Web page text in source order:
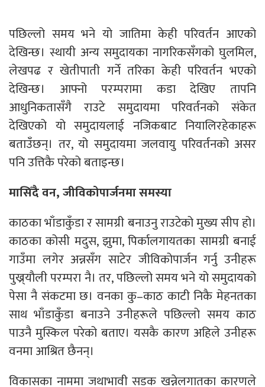
पछिल्लो समय भने यो जातिमा केही परिवर्तन आएको
देखिन्छ। स्थायी अन्य समुदायका नागरिकसँगको घुलमिल,
लेखपढ र खेतीपाती गर्ने तरिका केही परिवर्तन भएको
देखिन्छ। आफ्नो परम्परामा कडा देखिए तापनि
आधुनिकतासँगै राउटे समुदायमा परिवर्तनको संकेत
देखिएको यो समुदायलाई नजिकबाट नियालिरहेकाहरू
बताउँछन्। तर, यो समुदायमा जलवायु परिवर्तनको असर
पनि उत्तिकै परेको बताइन्छ।
मासिँदै वन, जीविकोपार्जनमा समस्या
काठका भाँडाकुँडा र सामग्री बनाउनु राउटेको मुख्य सीप हो।
काठका कोसी मदुस, झुमा, पिर्कालगायतका सामग्री बनाई
गाउँमा लगेर अन्नसँग साटेर जीविकोपार्जन गर्नु उनीहरू
पुख्र्याैली परम्परा नै। तर, पछिल्लो समय भने यो समुदायको
पेसा नै संकटमा छ। वनका कु–काठ काटी निकै मेहनतका
साथ भाँडाकुँडा बनाउने उनीहरूले पछिल्लो समय काठ
पाउनै मुस्किल परेको बताए। यसकै कारण अहिले उनीहरू
वनमा आश्रित छैनन्।
विकासका नाममा जथाभावी सडक खन्नेलगातका कारणले